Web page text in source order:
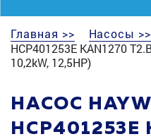
Главная >> Насосы >>
HCP401253E KAN1270
10,2kW, 12,5HP)
НАСОС
HCP401253E